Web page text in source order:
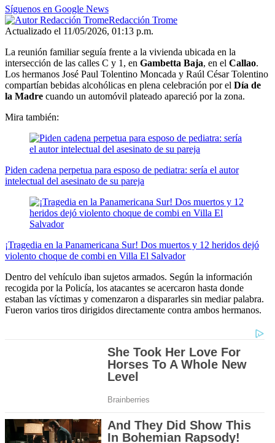
Síguenos en Google News
Redacción Trome
Actualizado el 11/05/2026, 01:13 p.m.
La reunión familiar seguía frente a la vivienda ubicada en la
intersección de las calles C y 1, en Gambetta Baja, en el Callao.
Los hermanos José Paul Tolentino Moncada y Raúl César Tolentino
compartían bebidas alcohólicas en plena celebración por el Día de
la Madre cuando un automóvil plateado apareció por la zona.
Mira también:
Piden cadena perpetua para esposo de pediatra: sería el autor
intelectual del asesinato de su pareja
¡Tragedia en la Panamericana Sur! Dos muertos y 12 heridos dejó
violento choque de combi en Villa El Salvador
Dentro del vehículo iban sujetos armados. Según la información
recogida por la Policía, los atacantes se acercaron hasta donde
estaban las víctimas y comenzaron a dispararles sin mediar palabra.
Fueron varios tiros dirigidos directamente contra ambos hermanos.